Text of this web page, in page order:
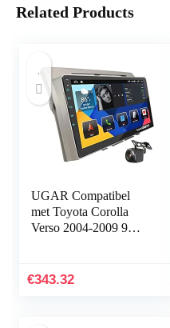
Related Products
UGAR Compatibel
met Toyota Corolla
Verso 2004-2009 9
HD volledig
€343.32